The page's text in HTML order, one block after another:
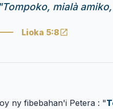
mialà
Lioka 5:8
ny fibebahan'i Petera : "